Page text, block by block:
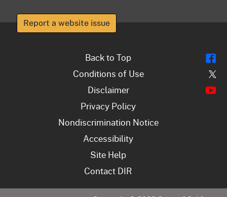
Report a website issue
Back to Top
Conditions of Use
Disclaimer
Privacy Policy
Nondiscrimination Notice
Accessibility
Site Help
Contact DIR